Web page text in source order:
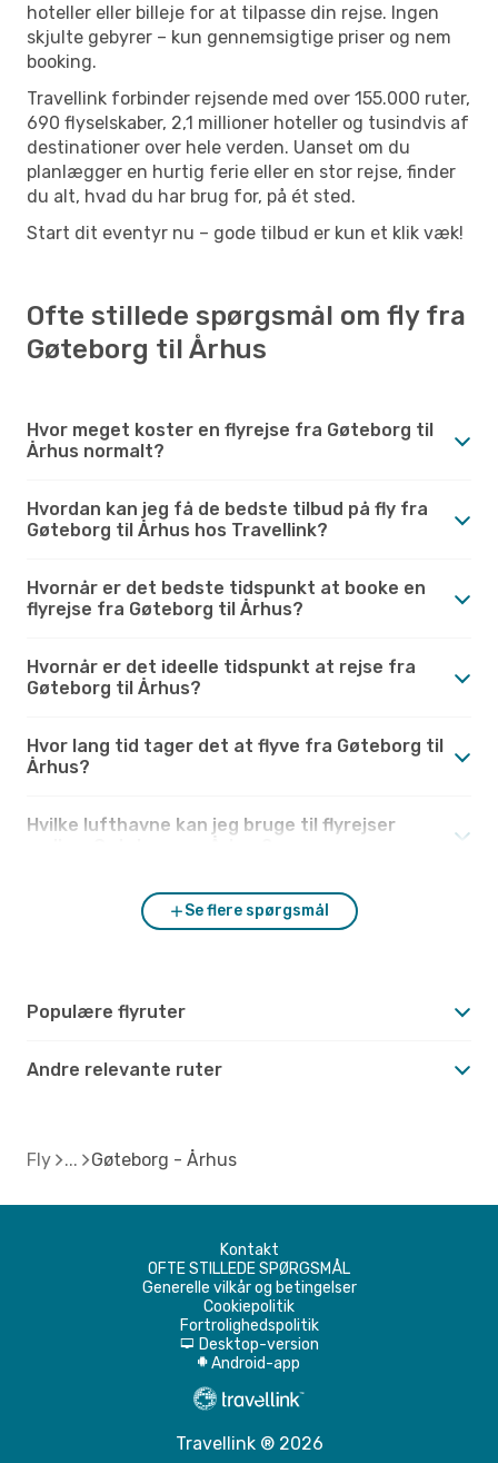
hoteller eller billeje for at tilpasse din rejse. Ingen
skjulte gebyrer – kun gennemsigtige priser og nem
booking.
Travellink forbinder rejsende med over 155.000 ruter,
690 flyselskaber, 2,1 millioner hoteller og tusindvis af
destinationer over hele verden. Uanset om du
planlægger en hurtig ferie eller en stor rejse, finder
du alt, hvad du har brug for, på ét sted.
Start dit eventyr nu – gode tilbud er kun et klik væk!
Ofte stillede spørgsmål om fly fra
Gøteborg til Århus
Hvor meget koster en flyrejse fra Gøteborg til
Århus normalt?
Hvordan kan jeg få de bedste tilbud på fly fra
Gøteborg til Århus hos Travellink?
Hvornår er det bedste tidspunkt at booke en
flyrejse fra Gøteborg til Århus?
Hvornår er det ideelle tidspunkt at rejse fra
Gøteborg til Århus?
Hvor lang tid tager det at flyve fra Gøteborg til
Århus?
Hvilke lufthavne kan jeg bruge til flyrejser
Se flere spørgsmål
Populære flyruter
Andre relevante ruter
Fly Gøteborg - Århus
Kontakt
OFTE STILLEDE SPØRGSMÅL
Generelle vilkår og betingelser
Cookiepolitik
Fortrolighedspolitik
d Desktop-version
A Android-app
Travellink ® 2026